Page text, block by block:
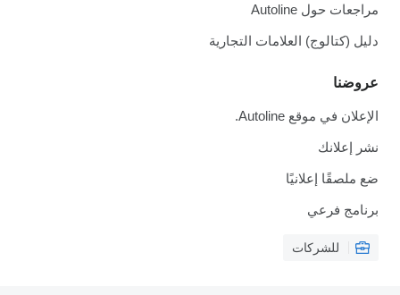
مراجعات حول Autoline
دليل (كتالوج) العلامات التجارية
عروضنا
الإعلان في موقع Autoline.
نشر إعلانك
ضع ملصقًا إعلانيًا
برنامج فرعي
للشركات